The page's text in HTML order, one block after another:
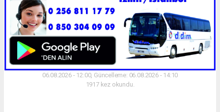
06.08.2026 - 12:00, Güncelleme: 06.08.2026 - 14:10
1917 kez okundu.